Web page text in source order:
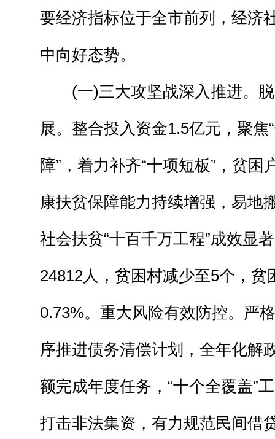
要经济指标位于全市前列，经济
中向好态势。
(一)三大攻坚战深入推进。脱
展。整合投入资金1.5亿元，聚焦
障”，着力补齐“十项短板”，贫困
康扶贫保障能力持续增强，易地
社会扶贫“十百千万工程”成效显
24812人，贫困村减少至5个，贫
0.73%。重大风险有效防控。严
序推进债务清偿计划，全年化解
额完成年度任务，“十个全覆盖”
打击非法集资，有力规范民间借